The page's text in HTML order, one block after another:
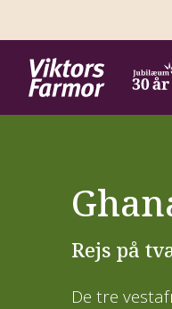
Find rejse
Rejsekalender
Rejsekalender
Afrika
Asien
Balkan
Adventurerejser
Forlænget
Fotorejser
Kontakt
Rejseledere
Kontoret
Artikler om
Artikler om
Artikler om
Rejs på
De tre